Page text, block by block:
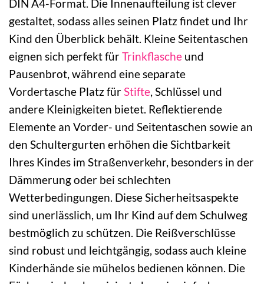
DIN A4-Format. Die Innenaufteilung ist clever
gestaltet, sodass alles seinen Platz findet und Ihr
Kind den Überblick behält. Kleine Seitentaschen
eignen sich perfekt fürTrinkflasche und
Pausenbrot, während eine separate
Vordertasche Platz fürStifte, Schlüssel und
andere Kleinigkeiten bietet. Reflektierende
Elemente an Vorder- und Seitentaschen sowie an
den Schultergurten erhöhen die Sichtbarkeit
Ihres Kindes im Straßenverkehr, besonders in der
Dämmerung oder bei schlechten
Wetterbedingungen. Diese Sicherheitsaspekte
sind unerlässlich, um Ihr Kind auf dem Schulweg
bestmöglich zu schützen. Die Reißverschlüsse
sind robust und leichtgängig, sodass auch kleine
Kinderhände sie mühelos bedienen können. Die